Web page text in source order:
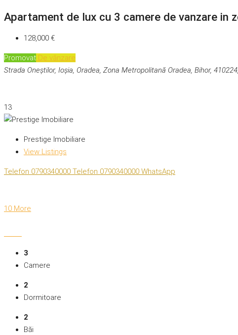
Apartament de lux cu 3 camere de vanzare in
128,000 €
Promovat De vânzare
Strada Oneștilor, Ioșia, Oradea, Zona Metropolitană Oradea, Bihor,
13
Prestige Imobiliare
View Listings
Telefon 0790340000 Telefon 0790340000 WhatsApp
10 More
3
Camere
2
Dormitoare
2
Băi